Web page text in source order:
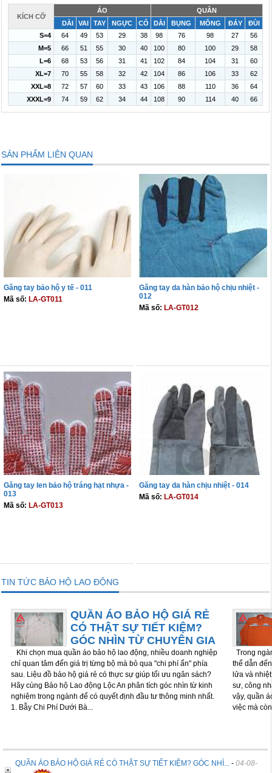
KÍCH CỠ
ÁO
QUẦN
DÀI
VAI TAY NGỰC CỔ DÀI BỤNG MÔNG ĐÁY
ĐÙI
S=4
64 49 53 29 38 98 76 98 27
56
M=5
66 51 55 30 40 100 80 100 29
58
L=6
68 53 56 31 41 102 84 104 31
60
XL=7
70 55 58 32 42 104 86 106 33
62
XXL=8
72 57 60 33 43 106 88 110 36
64
XXXL=9
74 59 62 34 44 108 90 114 40 66
SẢN PHẨM LIÊN QUAN
Găng tay bảo hộ y tế - 011
Mã số: LA-GT011
Găng tay da hàn bảo hộ chịu nhiệt -
012
Mã số: LA-GT012
Găng tay len bảo hộ tráng hạt nhựa -
013
Mã số: LA-GT013
Găng tay da hàn chịu nhiệt - 014
Mã số: LA-GT014
TIN TỨC BẢO HỘ LAO ĐỘNG
QUẦN ÁO BẢO HỘ GIÁ RẺ
CÓ THẬT SỰ TIẾT KIỆM?
GÓC NHÌN TỪ CHUYÊN GIA
Khi chọn mua quần áo bảo hộ lao động, nhiều doanh nghiệp
chỉ quan tâm đến giá trị từng bộ mà bỏ qua "chi phí ẩn" phía
sau. Liệu đồ bảo hộ giá rẻ có thực sự giúp tối ưu ngân sách?
Hãy cùng Bảo hộ Lao động Lộc An phân tích góc nhìn từ kinh
nghiệm trong ngành để có quyết định đầu tư thông minh nhất.
1. Bẫy Chi Phí Dưới Bà...
Trong
thể dẫn
lửa và
sư, công
vậy, quần
việc mà
QUẦN ÁO BẢO HỘ GIÁ RẺ CÓ THẬT SỰ TIẾT KIỆM? GÓC NHÌ... - 04-08-